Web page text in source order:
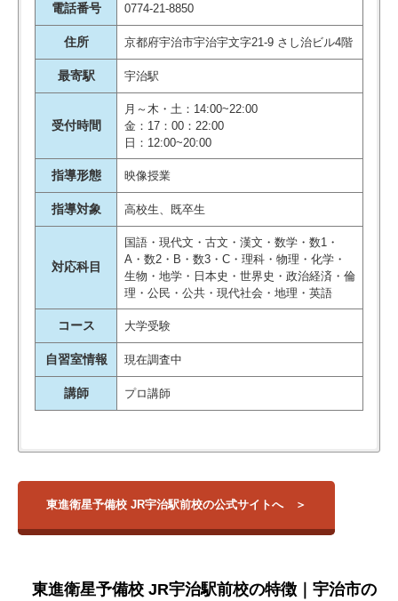
電話番号 0774-21-8850
住所 京都府宇治市宇治宇文字21-9 さし治ビル4階
最寄駅 宇治駅
受付時間
月～木・土：14:00~22:00
金：17：00：22:00
日：12:00~20:00
指導形態 映像授業
指導対象 高校生、既卒生
対応科目
国語・現代文・古文・漢文・数学・数1・
A・数2・B・数3・C・理科・物理・化学・
生物・地学・日本史・世界史・政治経済・倫
理・公民・公共・現代社会・地理・英語
コース 大学受験
自習室情報 現在調査中
講師 プロ講師
【大学】
北海道大学
旭川医科大学
東進衛星予備校J
京都府 宇治市 宇
し治ビル4階
近鉄小倉駅前校
倉町神楽田21-1ｸﾞ
小倉駅
東進衛星予備校 JR宇治駅前校の公式サイトへ
東進衛星予備校 JR宇治駅前校の特徴｜宇治市の